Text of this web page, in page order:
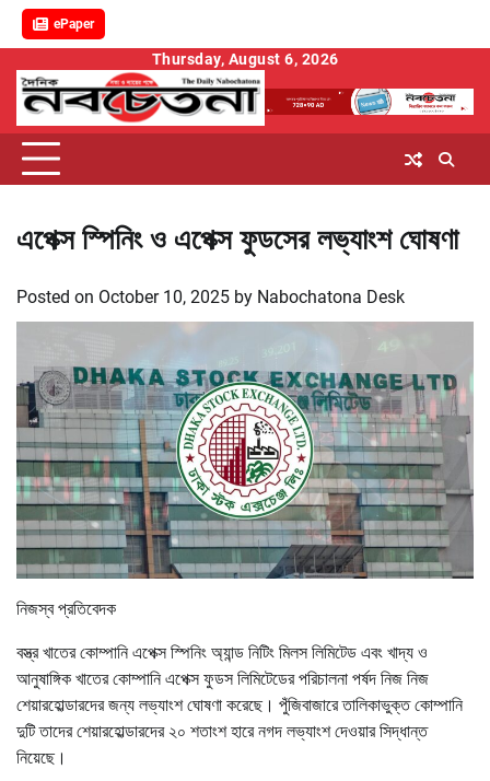
ePaper
content
Thursday, August 6, 2026
এপেক্স স্পিনিং ও এপেক্স ফুডসের লভ্যাংশ ঘোষণা
Posted on October 10, 2025 by Nabochatona Desk
নিজস্ব প্রতিবেদক
বস্ত্র খাতের কোম্পানি এপেক্স স্পিনিং অ্যান্ড নিটিং মিলস লিমিটেড এবং খাদ্য ও
আনুষাঙ্গিক খাতের কোম্পানি এপেক্স ফুডস লিমিটেডের পরিচালনা পর্ষদ নিজ নিজ
শেয়ারহোল্ডারদের জন্য লভ্যাংশ ঘোষণা করেছে। পুঁজিবাজারে তালিকাভুক্ত কোম্পানি
দুটি তাদের শেয়ারহোল্ডারদের ২০ শতাংশ হারে নগদ লভ্যাংশ দেওয়ার সিদ্ধান্ত
নিয়েছে।